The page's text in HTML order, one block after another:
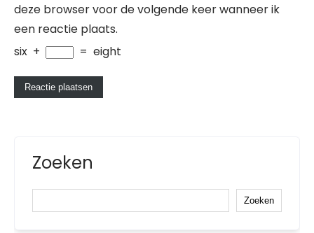
deze browser voor de volgende keer wanneer ik
een reactie plaats.
six + = eight
Zoeken
Zoeken